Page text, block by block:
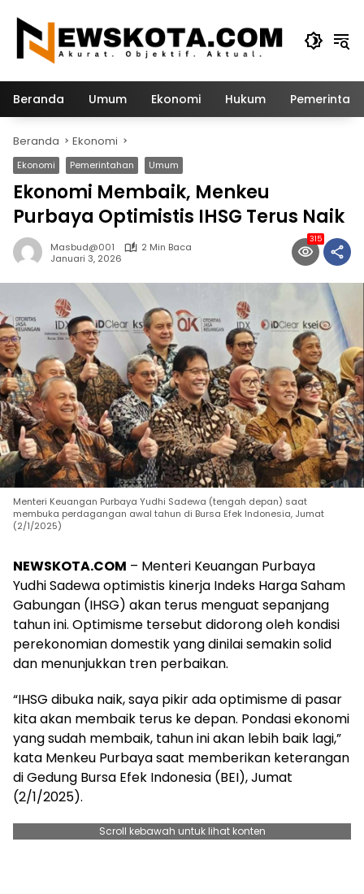
konten
Beranda Umum Ekonomi Hukum
Beranda Ekonomi
Ekonomi Pemerintahan Umum
Ekonomi Membaik, Menkeu
Purbaya Optimistis IHSG Terus Naik
Masbud@001
2 Min Baca
Januari 3, 2026
315
Menteri Keuangan Purbaya Yudhi Sadewa (tengah depan) saat
membuka perdagangan awal tahun di Bursa Efek Indonesia, Jumat
(2/1/2025)
NEWSKOTA.COM – Menteri Keuangan Purbaya
Yudhi Sadewa optimistis kinerja Indeks Harga Saham
Gabungan (IHSG) akan terus menguat sepanjang
tahun ini. Optimisme tersebut didorong oleh kondisi
perekonomian domestik yang dinilai semakin solid
dan menunjukkan tren perbaikan.
“IHSG dibuka naik, saya pikir ada optimisme di pasar
kita akan membaik terus ke depan. Pondasi ekonomi
yang sudah membaik, tahun ini akan lebih baik lagi,”
kata Menkeu Purbaya saat memberikan keterangan
di Gedung Bursa Efek Indonesia (BEI), Jumat
(2/1/2025).
Scroll kebawah untuk lihat konten